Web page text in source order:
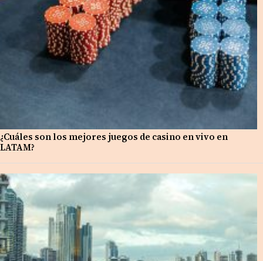
¿Cuáles son los mejores juegos de casino en vivo en
LATAM?